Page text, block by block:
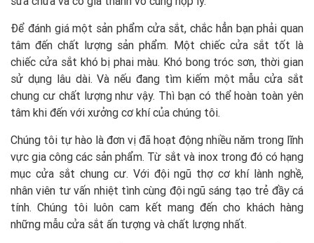
Để đánh giá một sản phẩm cửa sắt, chắc hẳn bạn phải quan
tâm đến chất lượng sản phẩm. Một chiếc cửa sắt tốt là
chiếc cửa sắt khó bị phai màu. Khó bong tróc sơn, thời gian
sử dụng lâu dài. Và nếu đang tìm kiếm một mẫu cửa sắt
chung cư chất lượng như vậy. Thì bạn có thể hoàn toàn yên
tâm khi đến với xưởng cơ khí của chúng tôi.
Chúng tôi tự hào là đơn vị đã hoạt động nhiều năm trong lĩnh
vực gia công các sản phẩm. Từ sắt và inox trong đó có hạng
mục cửa sắt chung cư. Với đội ngũ thợ cơ khí lành nghề,
nhân viên tư vấn nhiệt tình cùng đội ngũ sáng tạo trẻ đầy cá
tính. Chúng tôi luôn cam kết mang đến cho khách hàng
những mẫu cửa sắt ấn tượng và chất lượng nhất.